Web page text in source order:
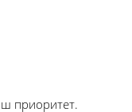
приоритет.